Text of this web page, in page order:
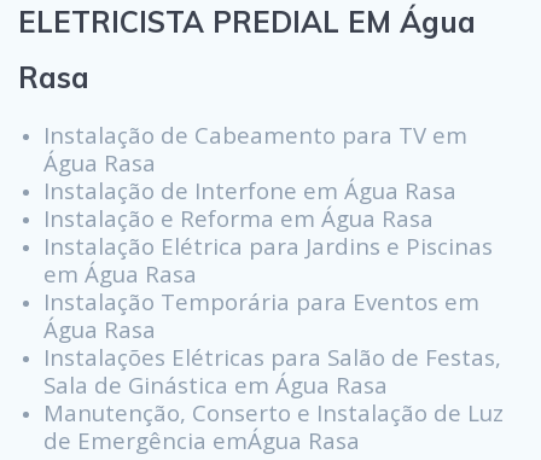
ELETRICISTA PREDIAL EM Água
Rasa
Instalação de Cabeamento para TV em
Água Rasa
Instalação de Interfone em Água Rasa
Instalação e Reforma em Água Rasa
Instalação Elétrica para Jardins e Piscinas
em Água Rasa
Instalação Temporária para Eventos em
Água Rasa
Instalações Elétricas para Salão de Festas,
Sala de Ginástica em Água Rasa
Manutenção, Conserto e Instalação de Luz
de Emergência emÁgua Rasa